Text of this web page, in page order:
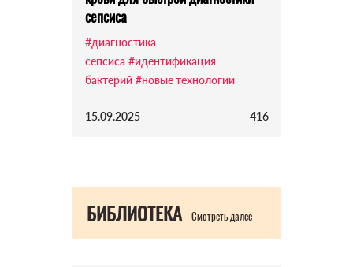
сепсиса
#диагностика
сепсиса #идентификация
бактерий #новые технологии
15.09.2025 416
БИБЛИОТЕКА Смотреть далее